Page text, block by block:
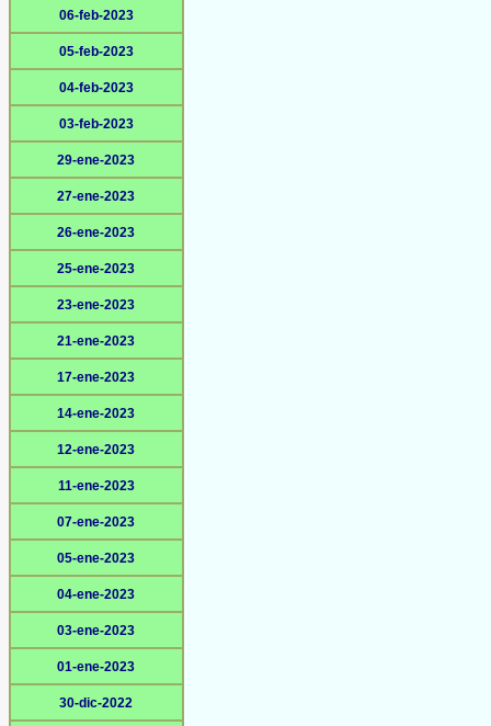
06-feb-2023
05-feb-2023
04-feb-2023
03-feb-2023
29-ene-2023
27-ene-2023
26-ene-2023
25-ene-2023
23-ene-2023
21-ene-2023
17-ene-2023
14-ene-2023
12-ene-2023
11-ene-2023
07-ene-2023
05-ene-2023
04-ene-2023
03-ene-2023
01-ene-2023
30-dic-2022